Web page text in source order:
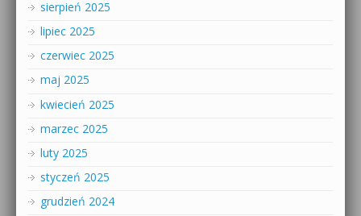
sierpień 2025
lipiec 2025
czerwiec 2025
maj 2025
kwiecień 2025
marzec 2025
luty 2025
styczeń 2025
grudzień 2024